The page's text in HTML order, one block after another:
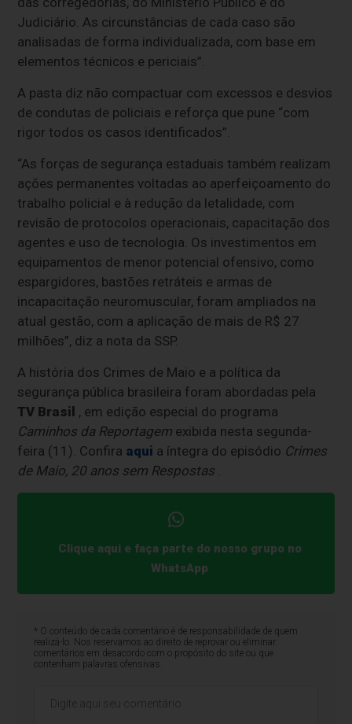
Judiciário. As circunstâncias de cada caso são
analisadas de forma individualizada, com base em
elementos técnicos e periciais”.
A pasta diz não compactuar com excessos e desvios
de condutas de policiais e reforça que pune “com
rigor todos os casos identificados”.
“As forças de segurança estaduais também realizam
ações permanentes voltadas ao aperfeiçoamento do
trabalho policial e à redução da letalidade, com
revisão de protocolos operacionais, capacitação dos
agentes e uso de tecnologia. Os investimentos em
equipamentos de menor potencial ofensivo, como
espargidores, bastões retráteis e armas de
incapacitação neuromuscular, foram ampliados na
atual gestão, com a aplicação de mais de R$ 27
milhões”, diz a nota da SSP.
A história dos Crimes de Maio e a política da
segurança pública brasileira foram abordadas pela
TV Brasil , em edição especial do programa
Caminhos da Reportagem exibida nesta segunda-
feira (11). Confira aqui a íntegra do episódio Crimes
de Maio, 20 anos sem Respostas .
Clique aqui e faça parte do nosso grupo no
WhatsApp
* O conteúdo de cada comentário é de responsabilidade de quem
realizá-lo. Nos reservamos ao direito de reprovar ou eliminar
comentários em desacordo com o propósito do site ou que
contenham palavras ofensivas.